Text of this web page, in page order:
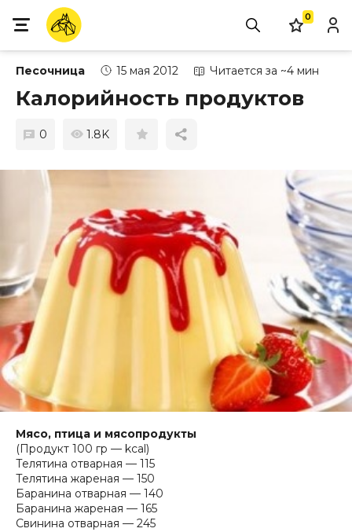
0
Песочница 15 мая 2012 Читается за ~4 мин
Калорийность продуктов
0 1.8K
Мясо, птица и мясопродукты
(Продукт 100 гр — kcal)
Телятина отварная — 115
Телятина жареная — 150
Баранина отварная — 140
Баранина жареная — 165
Свинина отварная — 245